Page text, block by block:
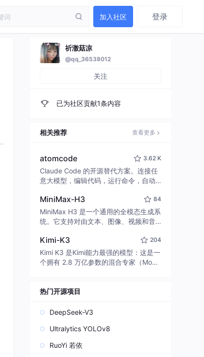
加入社区 登录
祈澈菇凉
@qq_36538012
关注
已为社区贡献1条内容
相关推荐 查看更多
atomcode 3.62 K
Claude Code 的开源替代方案。连接任
意大模型，编辑代码，运行命令，自动
致性能。 ｜ An open-source alternativ
e to Claude Code. Connect any LLM,
edit code, run commands, and verify
MiniMax-H3 84
MiniMax H3 是一个通用的全模态生成系
统。它支持对由文本、图像、视频和音
并能生成分辨率高达 2K、时长可达 15
秒的带原生立体声音频的视频。得益于
面向任务泛化的系统设计，H3 在预训练
模态指令。
Kimi-K3 204
Kimi K3 是Kimi能力最强的模型：这是一
个拥有 2.8 万亿参数的混合专家（Mo
热门开源项目
DeepSeek-V3
Ultralytics YOLOv8
RuoYi 若依